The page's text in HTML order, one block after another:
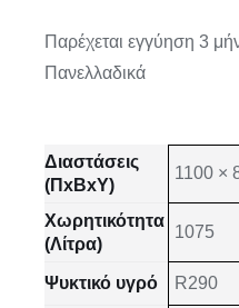
Παρέχεται εγγύηση 3
Πανελλαδικά
Διαστάσεις
(ΠxΒxΥ)
1100 ×
Χωρητικότητα
(Λίτρα)
1075
Ψυκτικό υγρό R290